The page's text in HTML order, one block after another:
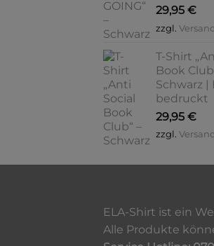
29,95 €
zzgl.
T-Shirt
Book
Schwarz |
bedruckt
29,95 €
zzgl.
ELA-Shirt ist ein
Alle Produkte